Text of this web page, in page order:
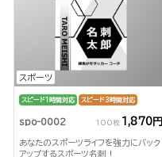
スポーツ
スピード1時間対応 スピード3時間対応
spo-0002 100枚 1,870円
あなたのスポーツライフを強力にバック
アップするスポーツ名刺！